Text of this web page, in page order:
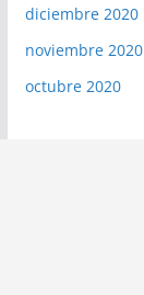
diciembre 2020
noviembre 2020
octubre 2020